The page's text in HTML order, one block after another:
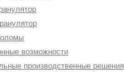
возможности
производственные решения